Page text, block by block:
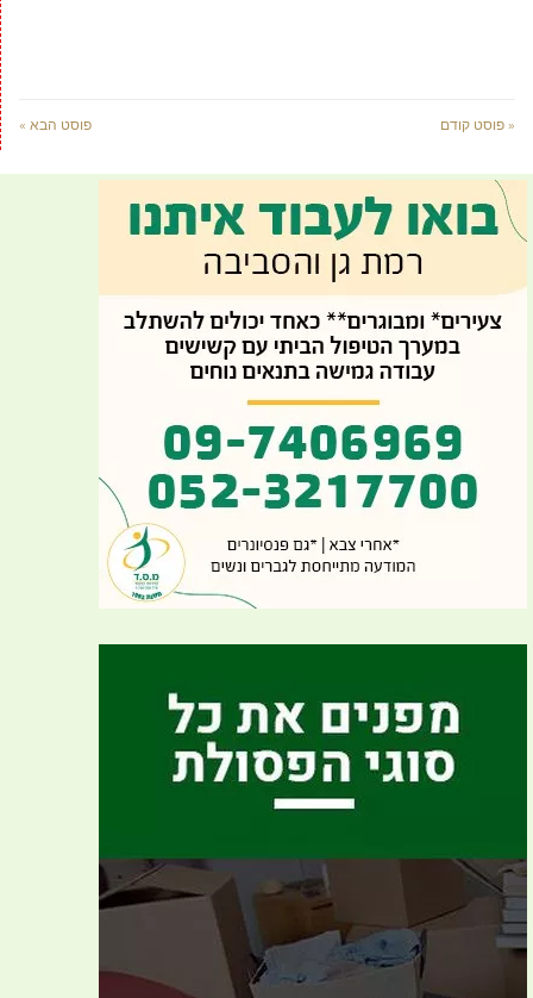
« פוסט קודם פוסט הבא »